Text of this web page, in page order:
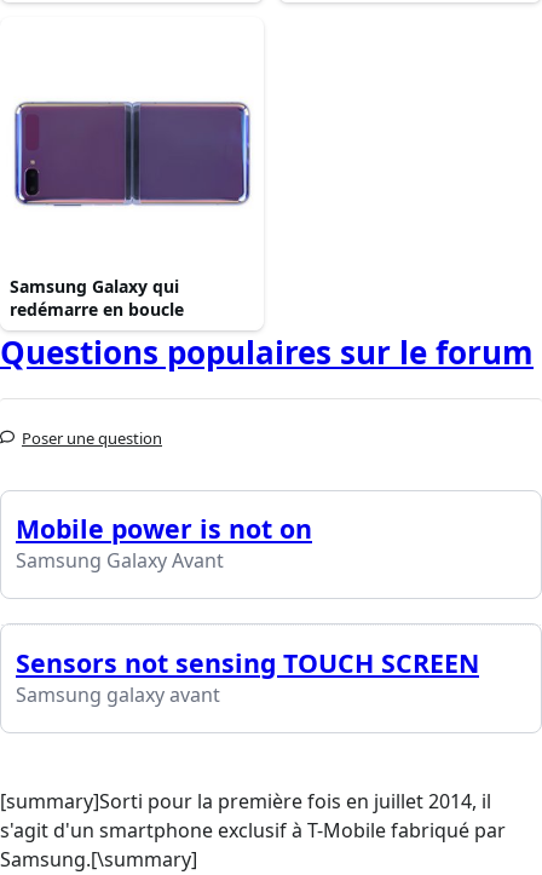
Samsung Galaxy qui
redémarre en boucle
Questions populaires sur le forum
Poser une question
Mobile power is not on
Samsung Galaxy Avant
Sensors not sensing TOUCH SCREEN
Samsung galaxy avant
[summary]Sorti pour la première fois en juillet 2014, il
s'agit d'un smartphone exclusif à T-Mobile fabriqué par
Samsung.[\summary]